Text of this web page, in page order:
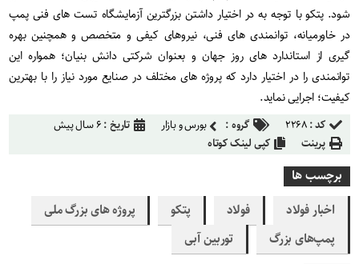
شود. پتکو با توجه به در اختیار داشتن بزرگترین آزمایشگاه تست های فنی پمپ
در خاورمیانه، توانمندی های فنی، نیروهای کیفی و متخصص و همچنین بهره
گیری از استاندارد های روز جهان و بعنوان شرکتی دانش بنیان؛ همواره این
توانمندی را در اختیار دارد که پروژه های مختلف در صنایع مورد نیاز را با بهترین
کیفیت؛ اجرایی نماید.
کد :۲۲۶۸ گروه : بورس و بازار تاریخ :۶ سال پیش
پرینت
کپی لینک کوتاه
برچسب ها
اخبار فولاد
فولاد پتکو
پروژه های بزرگ ملی
پمپ‌های بزرگ
توربین آبی